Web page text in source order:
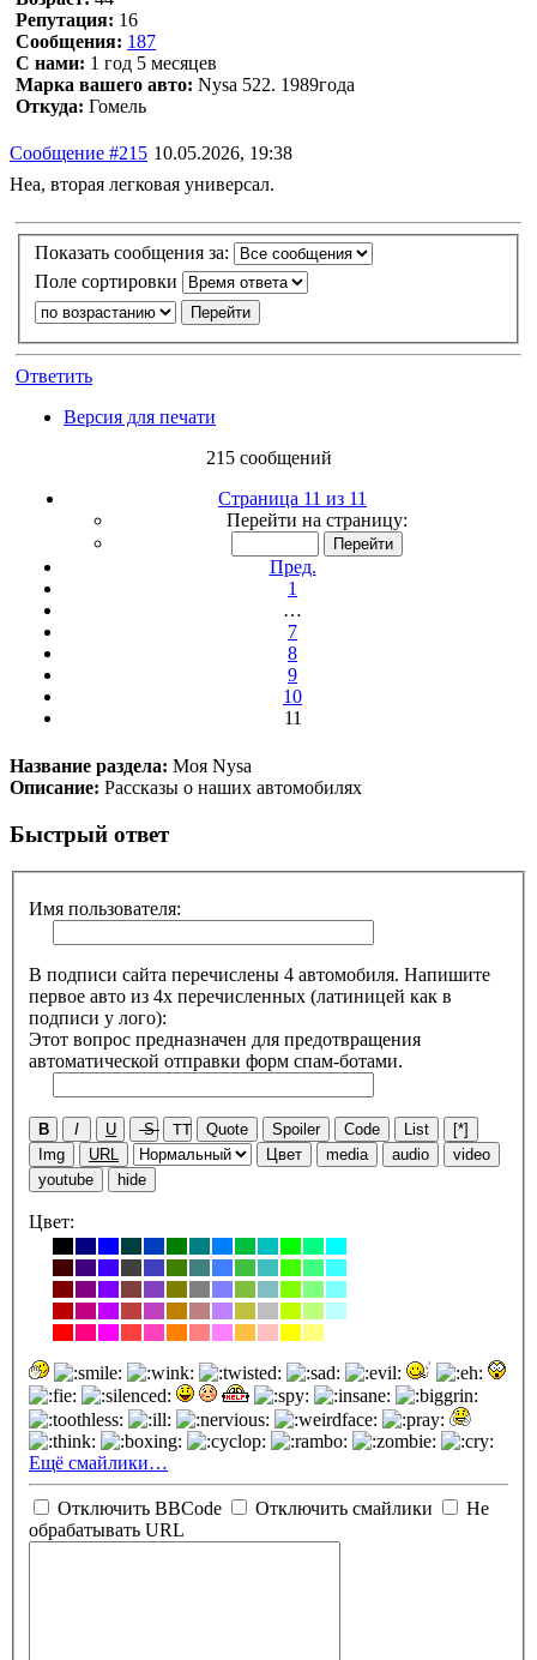
Репутация: 16
Сообщения: 187
С нами: 1 год 5 месяцев
Марка вашего авто: Nysa 522. 1989года
Откуда: Гомель
Сообщение #215 10.05.2026, 19:38
Неа, вторая легковая универсал.
Показать сообщения за:
Поле сортировки
Ответить
Версия для печати
215 сообщений
Страница 11 из 11
Перейти на страницу:
Пред.
1
…
7
8
9
10
11
Название раздела: Моя Nysa
Описание: Рассказы о наших автомобилях
Быстрый ответ
Имя пользователя:
В подписи сайта перечислены 4 автомобиля. Напишите
первое авто из 4х перечисленных (латиницей как в
подписи у лого):
Этот вопрос предназначен для предотвращения
автоматической отправки форм спам-ботами.
B I U S TT Quote Spoiler Code List
[*]
Img
URL Цвет media audio
video
youtube
hide
Цвет:
Ещё смайлики…
Отключить BBCode Отключить смайлики
Не
обрабатывать URL